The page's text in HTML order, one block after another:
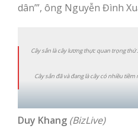
dân’”, ông Nguyễn Đình
Cây sắn là cây lương thực quan trọng
Cây sắn đã và đang là cây có nhiều
Duy Khang (BizLive)